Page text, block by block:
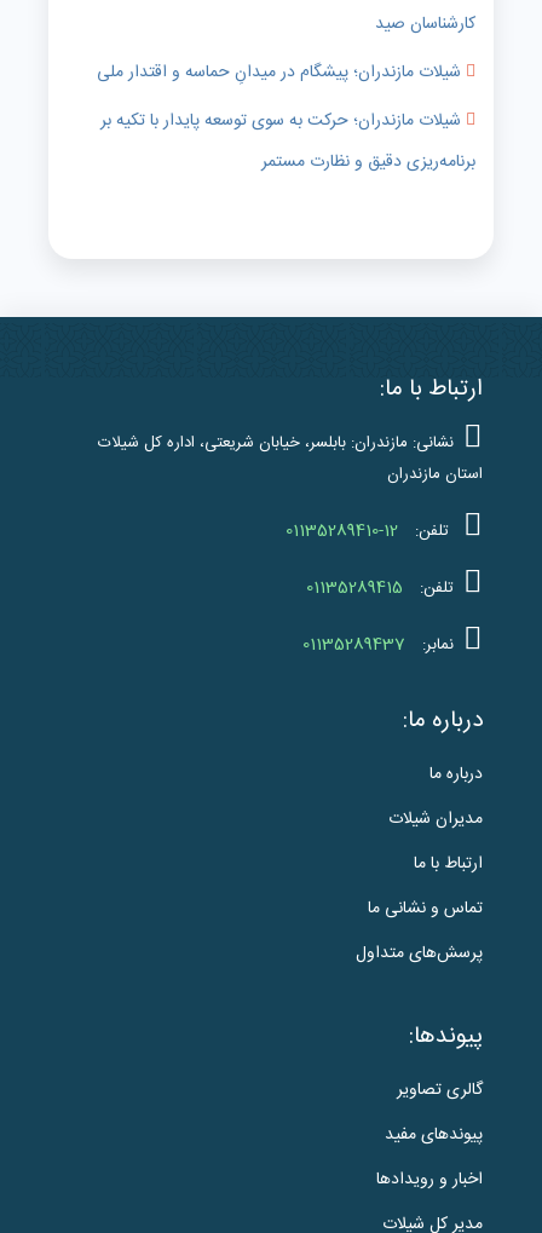
کارشناسان صید
شیلات مازندران؛ پیشگام در میدانِ حماسه و اقتدار ملی
شیلات مازندران؛ حرکت به سوی توسعه پایدار با تکیه بر
برنامه‌ریزی دقیق و نظارت مستمر
ارتباط با ما:
نشانی: مازندران: بابلسر، خیابان شریعتی، اداره کل شیلات
استان مازندران
تلفن: 01135289410-12
تلفن: 01135289415
نمابر: 01135289437
درباره ما:
درباره ما
مدیران شیلات
ارتباط با ما
تماس و نشانی ما
پرسش‌های متداول
پیوندها:
گالری تصاویر
پیوندهای مفید
اخبار و رویدادها
مدیر کل شیلات